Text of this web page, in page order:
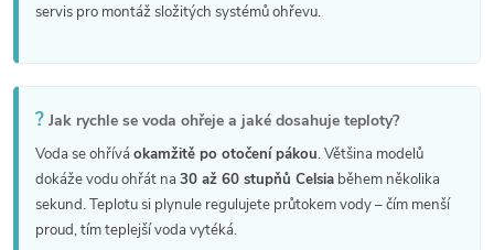
servis pro montáž složitých systémů ohřevu.
? Jak rychle se voda ohřeje a jaké dosahuje teploty?
Voda se ohřívá okamžitě po otočení pákou. Většina modelů
dokáže vodu ohřát na 30 až 60 stupňů Celsia během několika
sekund. Teplotu si plynule regulujete průtokem vody – čím menší
proud, tím teplejší voda vytéká.